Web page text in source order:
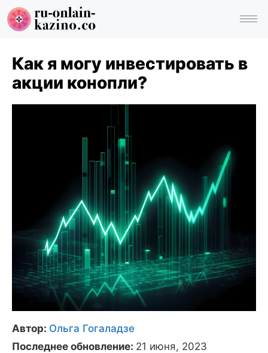
Как я могу инвестировать в
акции конопли?
Автор: Ольга Гогаладзе
Последнее обновление: 21 июня, 2023